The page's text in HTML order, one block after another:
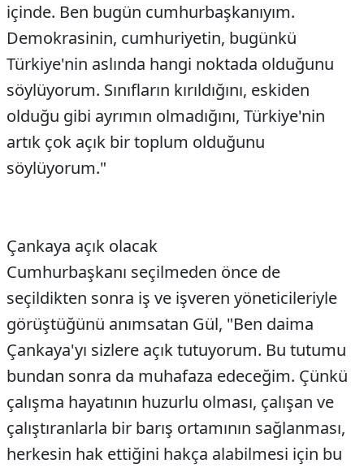
içinde. Ben bugün cumhurbaşkanıyım.
Demokrasinin, cumhuriyetin, bugünkü
Türkiye'nin aslında hangi noktada olduğunu
söylüyorum. Sınıfların kırıldığını, eskiden
olduğu gibi ayrımın olmadığını, Türkiye'nin
artık çok açık bir toplum olduğunu
söylüyorum."
Çankaya açık olacak
Cumhurbaşkanı seçilmeden önce de
seçildikten sonra iş ve işveren yöneticileriyle
görüştüğünü anımsatan Gül, "Ben daima
Çankaya'yı sizlere açık tutuyorum. Bu tutumu
bundan sonra da muhafaza edeceğim. Çünkü
çalışma hayatının huzurlu olması, çalışan ve
çalıştıranlarla bir barış ortamının sağlanması,
herkesin hak ettiğini hakça alabilmesi için bu